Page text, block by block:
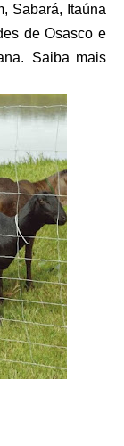
Sabará, Itaúna
de Osasco e
Saiba mais